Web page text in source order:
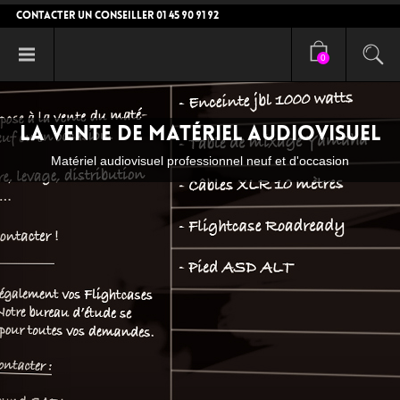
CONTACTER UN CONSEILLER 01 45 90 91 92
0
La vente de matériel audiovisuel
Matériel audiovisuel professionnel neuf et d'occasion